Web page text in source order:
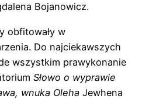
Bojanowicz.
obfitowały w
Do najciekawszych
wszystkim prawykonanie
Słowo o wyprawie
wnuka Oleha Jewhena